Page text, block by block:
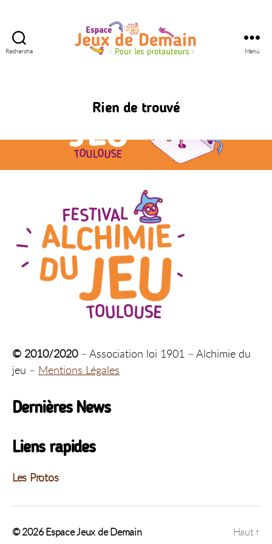
Recherche
Demain
Menu
Rien de trouvé
© 2010/2020– Association loi 1901 – Alchimie du
jeu – Mentions Légales
Dernières News
Liens rapides
Les Protos
© 2026Espace Jeux de Demain Haut ↑